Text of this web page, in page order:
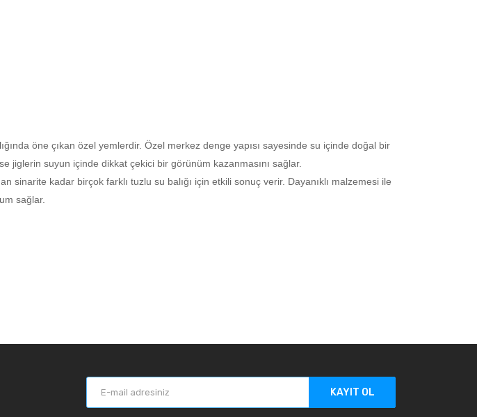
öne çıkan özel yemlerdir. Özel merkez denge yapısı sayesinde su içinde doğal bir
jiglerin suyun içinde dikkat çekici bir görünüm kazanmasını sağlar.
kadar birçok farklı tuzlu su balığı için etkili sonuç verir. Dayanıklı malzemesi ile
sağlar.
KAYIT OL